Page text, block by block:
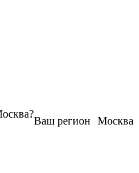
Москва
Ваш регион
?